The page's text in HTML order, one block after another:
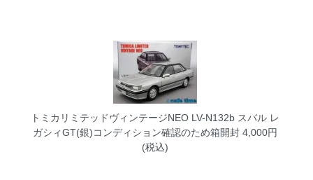
トミカリミテッドヴィンテージNEO LV-N132b スバル レ
ガシィGT(銀)コンディション確認のため箱開封4,000円
(税込)